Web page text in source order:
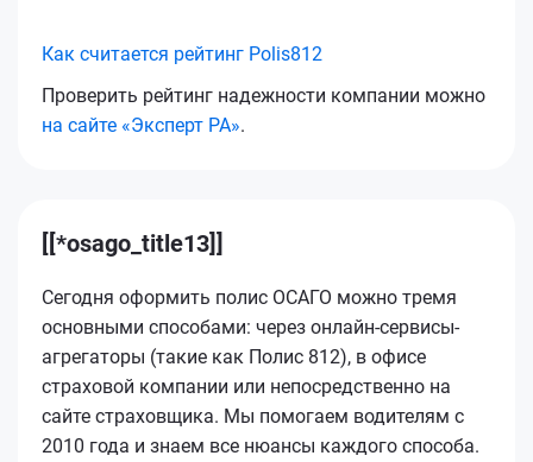
Как считается рейтинг Polis812
Проверить рейтинг надежности компании можно
на сайте «Эксперт РА».
[[*osago_title13]]
Сегодня оформить полис ОСАГО можно тремя
основными способами: через онлайн-сервисы-
агрегаторы (такие как Полис 812), в офисе
страховой компании или непосредственно на
сайте страховщика. Мы помогаем водителям с
2010 года и знаем все нюансы каждого способа.